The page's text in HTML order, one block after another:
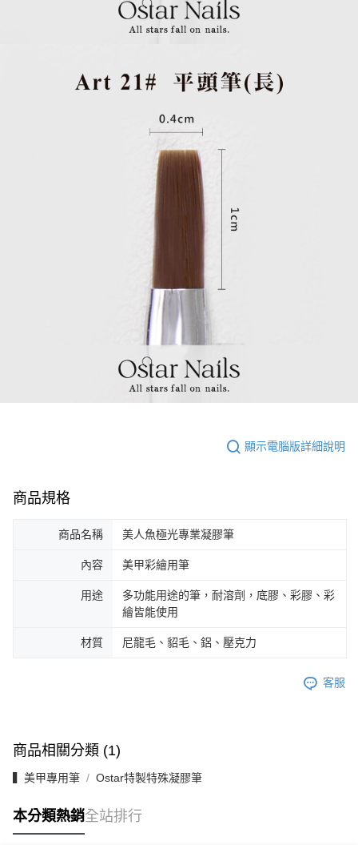
顯示電腦版詳細說明
商品規格
商品名稱 美人魚極光專業凝膠筆
內容 美甲彩繪用筆
用途
多功能用途的筆，耐溶劑，底膠、彩膠、彩
繪皆能使用
材質 尼龍毛、貂毛、鋁、壓克力
客服
商品相關分類 (1)
▍美甲專用筆 Ostar特製特殊凝膠筆
本分類熱銷全站排行